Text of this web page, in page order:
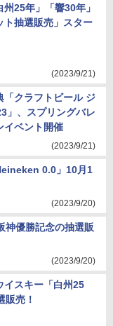
25年」「響30年」
ト抽選販売」スター
(2023/9/21)
「クラフトビール ジ
」、スプリングバレ
イベント開催
(2023/9/21)
0.0」10月1
(2023/9/20)
神優勝記念の抽選販
(2023/9/20)
イスキー「白州25
販売！